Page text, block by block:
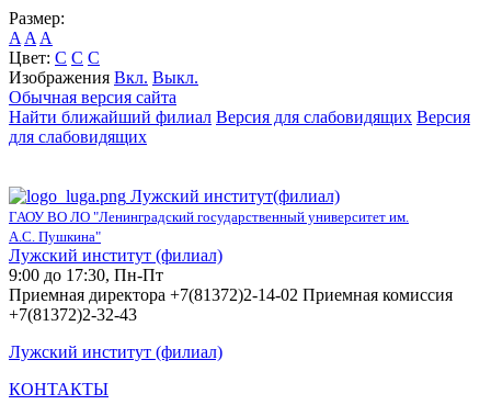
Размер:
A A A
Цвет: C C C
Изображения Вкл. Выкл.
Обычная версия сайта
Найти ближайший филиал Версия для слабовидящих Версия
для слабовидящих
Лужский институт(филиал)
ГАОУ ВО ЛО "Ленинградский государственный университет им.
А.С. Пушкина"
Лужский институт (филиал)
9:00 до 17:30, Пн-Пт
Приемная директора +7(81372)2-14-02 Приемная комиссия
+7(81372)2-32-43
Лужский институт (филиал)
КОНТАКТЫ